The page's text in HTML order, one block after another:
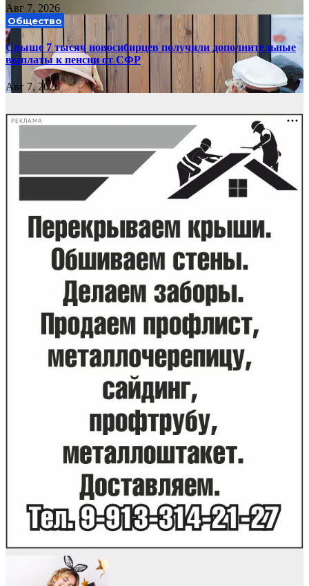
Авг 7, 2026
Общество
Свыше 7 тысяч новосибирцев получили дополнительные
выплаты к пенсии от СФР
Авг 7, 2026
РЕКЛАМА